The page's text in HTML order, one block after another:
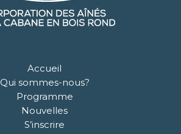
Accueil
Qui sommes-nous?
Programme
Nouvelles
S’inscrire